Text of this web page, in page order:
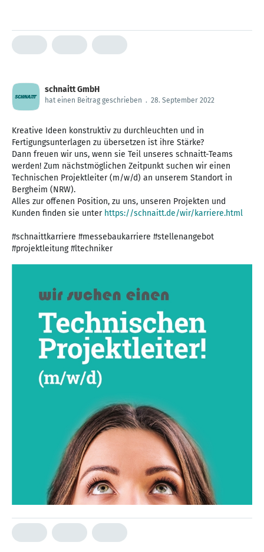
schnaitt GmbH
hat einen Beitrag geschrieben . 28. September 2022
Kreative Ideen konstruktiv zu durchleuchten und in
Fertigungsunterlagen zu übersetzen ist ihre Stärke?
Dann freuen wir uns, wenn sie Teil unseres schnaitt-Teams
werden! Zum nächstmöglichen Zeitpunkt suchen wir einen
Technischen Projektleiter (m/w/d) an unserem Standort in
Bergheim (NRW).
Alles zur offenen Position, zu uns, unseren Projekten und
Kunden finden sie unter https://schnaitt.de/wir/karriere.html
#schnaittkarriere #messebaukarriere #stellenangebot
#projektleitung #ltechniker